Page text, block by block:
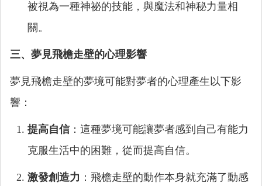
被視為一種神祕的技能，與魔法和神秘力量相
關。
三、夢見飛檐走壁的心理影響
夢見飛檐走壁的夢境可能對夢者的心理產生以下影
響：
提高自信：這種夢境可能讓夢者感到自己有能力
克服生活中的困難，從而提高自信。
激發創造力 ：飛檐走壁的動作本身就充滿了動感